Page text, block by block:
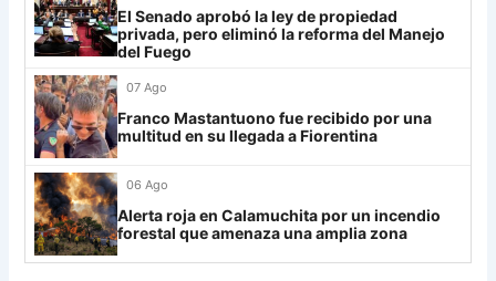
Grupo H
IDV 13
Rosario Central
UCV FC
El Senado aprobó la ley de propiedad
privada, pero eliminó la reforma del Manejo
del Fuego
07 Ago
Franco Mastantuono fue recibido por una
multitud en su llegada a Fiorentina
06 Ago
Alerta roja en Calamuchita por un incendio
forestal que amenaza una amplia zona